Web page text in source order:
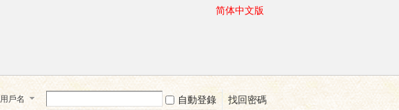
简体中文版
用戶名 自動登錄
找回密碼